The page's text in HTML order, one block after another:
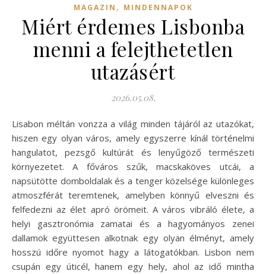
MAGAZIN , MINDENNAPOK
Miért érdemes Lisbonba
menni a felejthetetlen
utazásért
2026.05.08.
Lisabon méltán vonzza a világ minden tájáról az utazókat,
hiszen egy olyan város, amely egyszerre kínál történelmi
hangulatot, pezsgő kultúrát és lenyűgöző természeti
környezetet. A főváros szűk, macskaköves utcái, a
napsütötte domboldalak és a tenger közelsége különleges
atmoszférát teremtenek, amelyben könnyű elveszni és
felfedezni az élet apró örömeit. A város vibráló élete, a
helyi gasztronómia zamatai és a hagyományos zenei
dallamok együttesen alkotnak egy olyan élményt, amely
hosszú időre nyomot hagy a látogatókban. Lisbon nem
csupán egy úticél, hanem egy hely, ahol az idő mintha